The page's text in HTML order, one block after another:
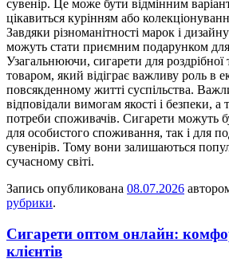
сувенір. Це може бути відмінним
цікавиться курінням або
Завдяки різноманітності марок і
можуть стати приємним подарунком для
Узагальнюючи, сигарети для роздрібної
товаром, який відіграє важливу роль в
повсякденному житті суспільства.
відповідали вимогам якості і безпеки, а
потреби споживачів. Сигарети можуть
для особистого споживання, так і для
сувенірів. Тому вони залишаються
сучасному світі.
Запись опубликована 08.07.2026
рубрики.
Сигарети оптом онлайн:
клієнтів